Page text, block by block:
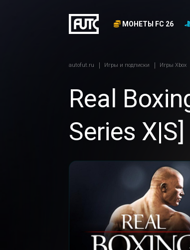
МОНЕТЫ FC 26
autofut.ru Игры и подписки Игры Xbox
Real
Series X|S]